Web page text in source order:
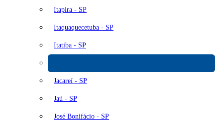
Itapira - SP
Itaquaquecetuba - SP
Itatiba - SP
Jacareí - SP
Jaú - SP
José Bonifácio - SP